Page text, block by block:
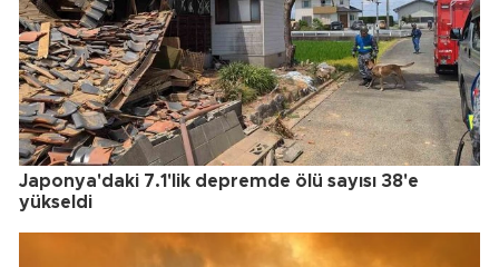
Japonya'daki 7.1'lik depremde ölü sayısı 38'e
yükseldi